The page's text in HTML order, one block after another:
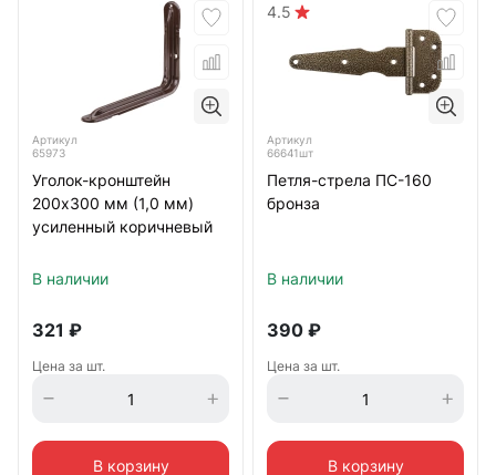
Артикул
65973
Уголок-кронштейн
200х300 мм (1,0 мм)
усиленный коричневый
В наличии
321 ₽
Цена за шт.
В корзину
4.5
Артикул
66641шт
Петля-стрела ПС-160
бронза
В наличии
390 ₽
Цена за шт.
В корзину